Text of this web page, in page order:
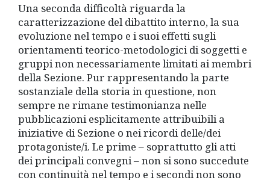
Una seconda difficoltà riguarda la
caratterizzazione del dibattito interno, la sua
evoluzione nel tempo e i suoi effetti sugli
orientamenti teorico-metodologici di soggetti e
gruppi non necessariamente limitati ai membri
della Sezione. Pur rappresentando la parte
sostanziale della storia in questione, non
sempre ne rimane testimonianza nelle
pubblicazioni esplicitamente attribuibili a
iniziative di Sezione o nei ricordi delle/dei
protagoniste/i. Le prime – soprattutto gli atti
dei principali convegni – non si sono succedute
con continuità nel tempo e i secondi non sono